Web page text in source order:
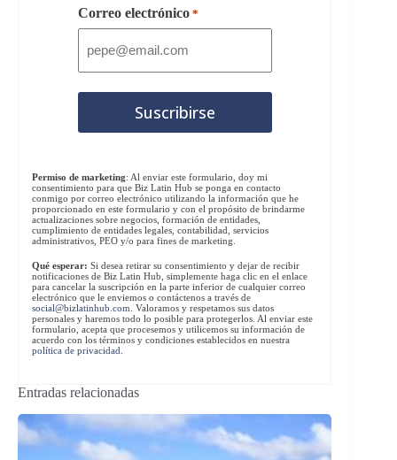
Correo electrónico *
Permiso de marketing: Al enviar este formulario, doy mi
consentimiento para que Biz Latin Hub se ponga en contacto
conmigo por correo electrónico utilizando la información que he
proporcionado en este formulario y con el propósito de brindarme
actualizaciones sobre negocios, formación de entidades,
cumplimiento de entidades legales, contabilidad, servicios
administrativos, PEO y/o para fines de marketing.
Qué esperar: Si desea retirar su consentimiento y dejar de recibir
notificaciones de Biz Latin Hub, simplemente haga clic en el enlace
para cancelar la suscripción en la parte inferior de cualquier correo
electrónico que le enviemos o contáctenos a través de
social@bizlatinhub.com . Valoramos y respetamos sus datos
personales y haremos todo lo posible para protegerlos. Al enviar este
formulario, acepta que procesemos y utilicemos su información de
acuerdo con los términos y condiciones establecidos en nuestra
política de privacidad
Entradas relacionadas